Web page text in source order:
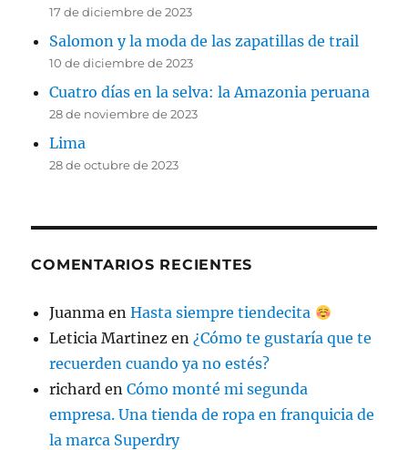
17 de diciembre de 2023
Salomon y la moda de las zapatillas de trail
10 de diciembre de 2023
Cuatro días en la selva: la Amazonia peruana
28 de noviembre de 2023
Lima
28 de octubre de 2023
COMENTARIOS RECIENTES
Juanma enHasta siempre tiendecita
Leticia Martinez en¿Cómo te gustaría que te
recuerden cuando ya no estés?
richard enCómo monté mi segunda
empresa. Una tienda de ropa en franquicia de
la marca Superdry